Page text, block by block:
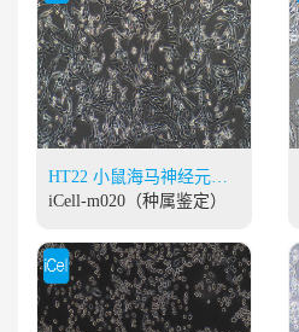
HT22 小鼠海马神经元细
胞
iCell-m020（种属鉴定）